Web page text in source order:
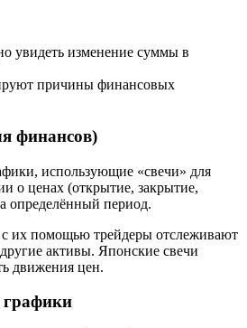
увидеть изменение суммы в
причины финансовых
финансов)
использующие «свечи» для
о ценах (открытие, закрытие,
определённый период.
их помощью трейдеры отслеживают
активы. Японские свечи
движения цен.